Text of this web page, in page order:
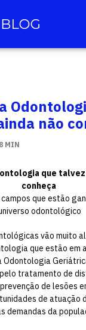
não
8 MIN
que
conheça
que estão
odontológico
vão muito
que estão em
Odontologia
tratamento de
de lesões
de atuação
demandas da